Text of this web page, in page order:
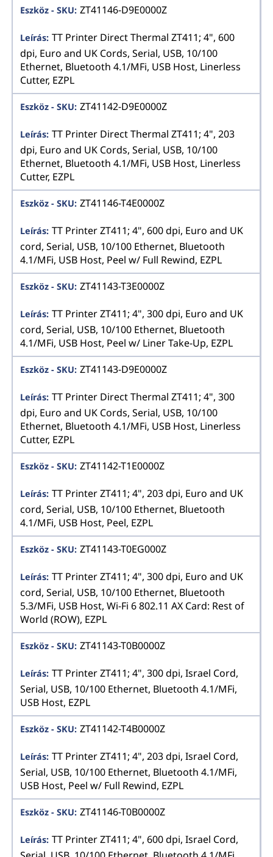
ZT41146-D9E0000Z
TT Printer Direct Thermal ZT411; 4", 600
dpi, Euro and UK Cords, Serial, USB, 10/100
Ethernet, Bluetooth 4.1/MFi, USB Host, Linerless
Cutter, EZPL
ZT41142-D9E0000Z
TT Printer Direct Thermal ZT411; 4", 203
dpi, Euro and UK Cords, Serial, USB, 10/100
Ethernet, Bluetooth 4.1/MFi, USB Host, Linerless
Cutter, EZPL
ZT41146-T4E0000Z
TT Printer ZT411; 4", 600 dpi, Euro and UK
cord, Serial, USB, 10/100 Ethernet, Bluetooth
4.1/MFi, USB Host, Peel w/ Full Rewind, EZPL
ZT41143-T3E0000Z
TT Printer ZT411; 4", 300 dpi, Euro and UK
cord, Serial, USB, 10/100 Ethernet, Bluetooth
4.1/MFi, USB Host, Peel w/ Liner Take-Up, EZPL
ZT41143-D9E0000Z
TT Printer Direct Thermal ZT411; 4", 300
dpi, Euro and UK Cords, Serial, USB, 10/100
Ethernet, Bluetooth 4.1/MFi, USB Host, Linerless
Cutter, EZPL
ZT41142-T1E0000Z
TT Printer ZT411; 4", 203 dpi, Euro and UK
cord, Serial, USB, 10/100 Ethernet, Bluetooth
4.1/MFi, USB Host, Peel, EZPL
ZT41143-T0EG000Z
TT Printer ZT411; 4", 300 dpi, Euro and UK
cord, Serial, USB, 10/100 Ethernet, Bluetooth
5.3/MFi, USB Host, Wi-Fi 6 802.11 AX Card: Rest of
World (ROW), EZPL
ZT41143-T0B0000Z
TT Printer ZT411; 4", 300 dpi, Israel Cord,
Serial, USB, 10/100 Ethernet, Bluetooth 4.1/MFi,
USB Host, EZPL
ZT41142-T4B0000Z
TT Printer ZT411; 4", 203 dpi, Israel Cord,
Serial, USB, 10/100 Ethernet, Bluetooth 4.1/MFi,
USB Host, Peel w/ Full Rewind, EZPL
ZT41146-T0B0000Z
TT Printer ZT411; 4", 600 dpi, Israel Cord,